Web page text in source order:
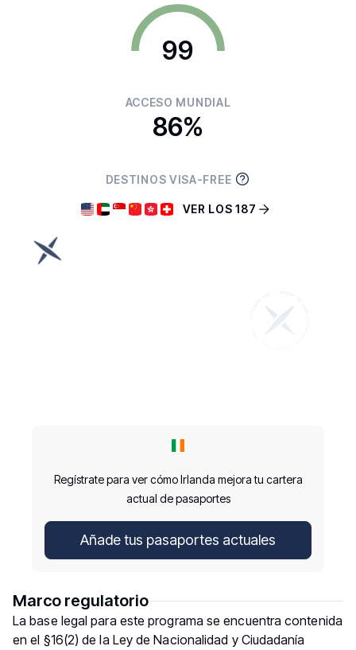
99
ACCESO MUNDIAL
86%
DESTINOS VISA-FREE
VER LOS 187
Regístrate para ver cómo Irlanda mejora tu cartera
actual de pasaportes
Añade tus pasaportes actuales
Marco regulatorio
La base legal para este programa se encuentra contenida
en el §16(2) de la Ley de Nacionalidad y Ciudadanía